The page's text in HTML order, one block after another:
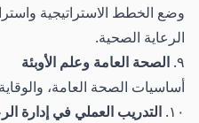
وضع الخطط الاستراتيجية
الرعاية الصحية.
٩. الصحة العامة وعلم الأوبئة
أساسيات الصحة العامة،
١٠. التدريب العملي في إدارة